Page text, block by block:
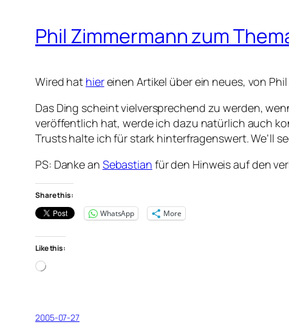
Phil Zimmermann zum
Wired hat hiereinen Artikel über ein neues, von
Das Ding scheint vielversprechend zu werden,
veröffentlich hat, werde ich dazu natürlich auch
Trusts halte ich für stark hinterfragenswert. We’ll
PS: Danke an Sebastian für den Hinweis auf den
Share this:
WhatsApp
More
Like this:
Loading…
2005-07-27